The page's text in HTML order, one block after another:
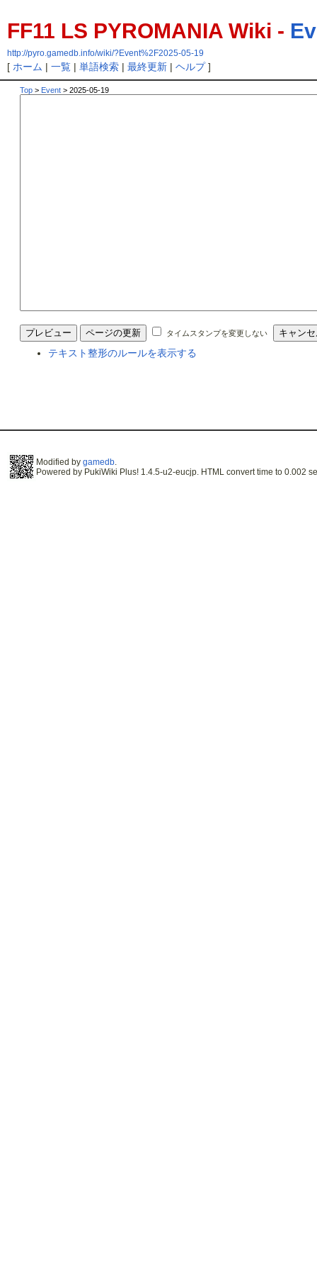
FF11 LS PYROMANIA Wiki -
http://pyro.gamedb.info/wiki/?Event%2F2025-05-19
[ ホーム | 一覧| 単語検索| 最終更新| ヘルプ]
Top > Event > 2025-05-19
タイムスタンプを変更しない
テキスト整形のルールを表示する
Modified by gamedb.
Powered by PukiWiki Plus! 1.4.5-u2-eucjp. HTML convert time to 0.002